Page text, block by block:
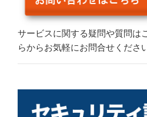
https://msrc.microsoft.com/
2025-47972
https://msrc.microsoft.com/
https://msrc.microsoft.com/
2025-48805
サービスに関する疑問や質問は
らからお気軽にお問合せください